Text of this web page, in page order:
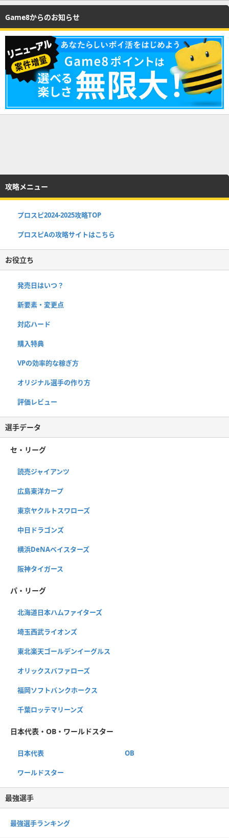
Game8からのお知らせ
攻略メニュー
プロスピ2024-2025攻略TOP
プロスピAの攻略サイトはこちら
お役立ち
発売日はいつ？
新要素・変更点
対応ハード
購入特典
VPの効率的な稼ぎ方
オリジナル選手の作り方
評価レビュー
選手データ
セ・リーグ
読売ジャイアンツ
広島東洋カープ
東京ヤクルトスワローズ
中日ドラゴンズ
横浜DeNAベイスターズ
阪神タイガース
パ・リーグ
北海道日本ハムファイターズ
埼玉西武ライオンズ
東北楽天ゴールデンイーグルス
オリックスバファローズ
福岡ソフトバンクホークス
千葉ロッテマリーンズ
日本代表・OB・ワールドスター
日本代表 OB
ワールドスター
最強選手
最強選手ランキング